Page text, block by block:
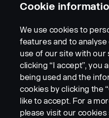
LEGAL NOTICE COOKIES
Cookie
We use cookies to
features and to
use of our site with our
clicking “I accept”, you
being used and the
cookies by clicking the
like to accept. For a
please visit our